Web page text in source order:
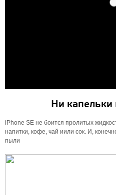
Ни капельки
iPhone SE не боится пролитых
напитки, кофе, чай иили сок. И,
пыли